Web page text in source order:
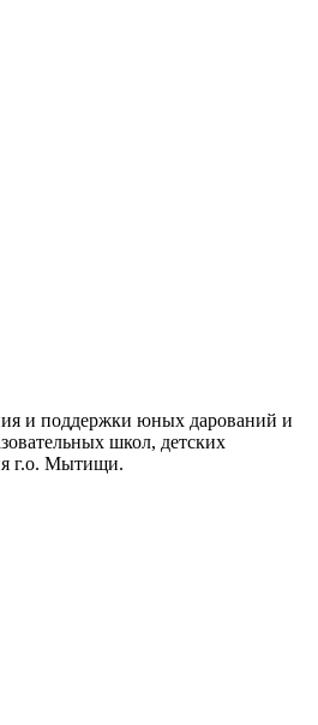
и поддержки юных дарований и
школ, детских
г.о. Мытищи.